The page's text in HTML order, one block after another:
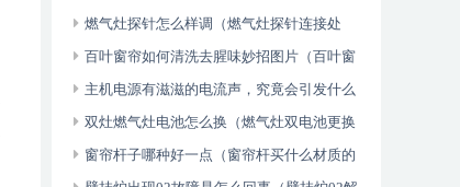
水管开关怎么维修）
燃气灶探针怎么样调（燃气灶探针连接处
理）
百叶窗帘如何清洗去腥味妙招图片（百叶窗
帘如何清洗）
主机电源有滋滋的电流声，究竟会引发什么
问题？（新鲜出炉）
双灶燃气灶电池怎么换（燃气灶双电池更换
方法）
窗帘杆子哪种好一点（窗帘杆买什么材质的